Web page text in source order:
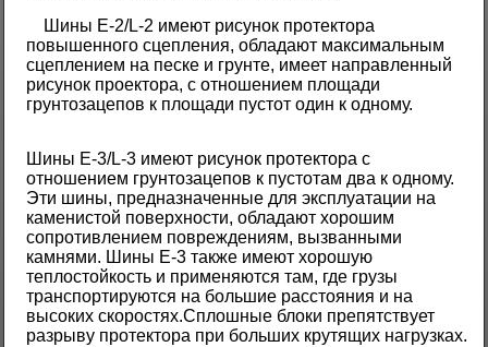
Шины E-2/L-2 имеют рисунок протектора
повышенного сцепления, обладают максимальным
сцеплением на песке и грунте, имеет направленный
рисунок проектора, с отношением площади
грунтозацепов к площади пустот один к одному.
Шины Е-3/L-3 имеют рисунок протектора с
отношением грунтозацепов к пустотам два к одному.
Эти шины, предназначенные для эксплуатации на
каменистой поверхности, обладают хорошим
сопротивлением повреждениям, вызванными
камнями. Шины Е-3 также имеют хорошую
теплостойкость и применяются там, где грузы
транспортируются на большие расстояния и на
высоких скоростях.Сплошные блоки препятствует
разрыву протектора при больших крутящих нагрузках.